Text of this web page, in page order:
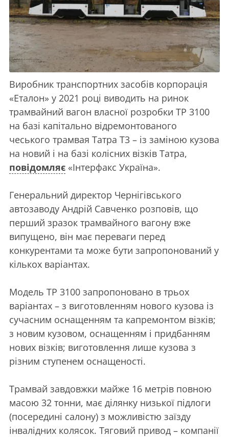
Виробник транспортних засобів корпорація
«Еталон» у 2021 році виводить на ринок
трамвайний вагон власної розробки ТР 3100
на базі капітально відремонтованого
чеського трамвая Татра Т3 – із заміною кузова
на новий і на базі колісних візків Татра,
повідомляє «Інтерфакс Україна».
Генеральний директор Чернігівського
автозаводу Андрій Савченко розповів, що
перший зразок трамвайного вагону вже
випущено, він має переваги перед
конкурентами та може бути запропонований у
кількох варіантах.
Модель ТР 3100 запропоновано в трьох
варіантах – з виготовленням нового кузова із
сучасним оснащенням та капремонтом візків;
з новим кузовом, оснащенням і придбанням
нових візків; виготовлення лише кузова з
різним ступенем оснащеності.
Трамвай завдовжки майже 16 метрів повною
масою 32 тонни, має ділянку низької підлоги
(посередині салону) з можливістю заїзду
інвалідних колясок. Тяговий привод – компанії